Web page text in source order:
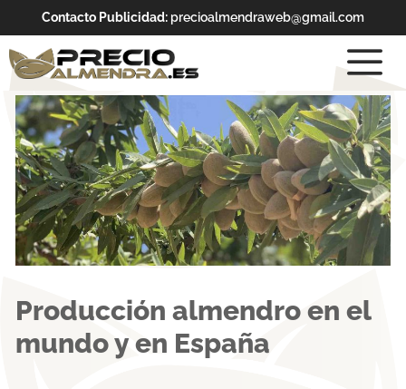
Contacto Publicidad: precioalmendraweb@gmail.com
Producción almendro en el
mundo y en España